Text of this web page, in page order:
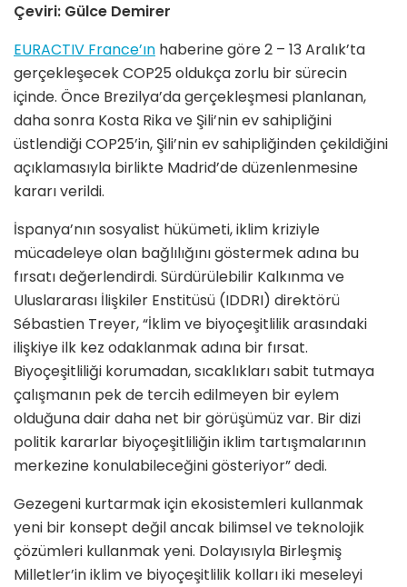
Çeviri: Gülce Demirer
EURACTIV France’ın haberine göre 2 – 13 Aralık’ta
gerçekleşecek COP25 oldukça zorlu bir sürecin
içinde. Önce Brezilya’da gerçekleşmesi planlanan,
daha sonra Kosta Rika ve Şili’nin ev sahipliğini
üstlendiği COP25’in, Şili’nin ev sahipliğinden çekildiğini
açıklamasıyla birlikte Madrid’de düzenlenmesine
kararı verildi.
İspanya’nın sosyalist hükümeti, iklim kriziyle
mücadeleye olan bağlılığını göstermek adına bu
fırsatı değerlendirdi. Sürdürülebilir Kalkınma ve
Uluslararası İlişkiler Enstitüsü (IDDRI) direktörü
Sébastien Treyer, “İklim ve biyoçeşitlilik arasındaki
ilişkiye ilk kez odaklanmak adına bir fırsat.
Biyoçeşitliliği korumadan, sıcaklıkları sabit tutmaya
çalışmanın pek de tercih edilmeyen bir eylem
olduğuna dair daha net bir görüşümüz var. Bir dizi
politik kararlar biyoçeşitliliğin iklim tartışmalarının
merkezine konulabileceğini gösteriyor” dedi.
Gezegeni kurtarmak için ekosistemleri kullanmak
yeni bir konsept değil ancak bilimsel ve teknolojik
çözümleri kullanmak yeni. Dolayısıyla Birleşmiş
Milletler’in iklim ve biyoçeşitlilik kolları iki meseleyi